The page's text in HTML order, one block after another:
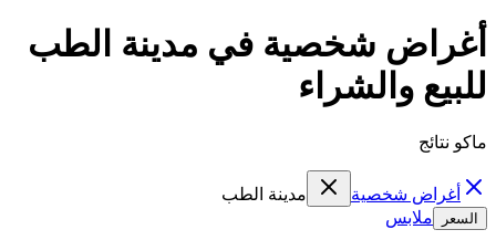
أغراض شخصية في مدينة الطب
للبيع والشراء
ماكو نتائج
أغراض شخصية مدينة الطب
السعر ملابس